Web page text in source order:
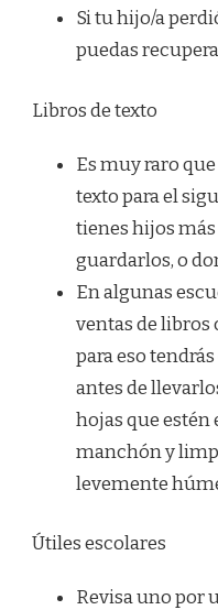
Si tu hijo/a
puedas
Libros de texto
Es muy raro
texto para el
tienes hijos
guardarlos, o
En algunas
ventas de libros
para eso
antes de
hojas que estén
manchón y
levemente
Útiles escolares
Revisa uno por